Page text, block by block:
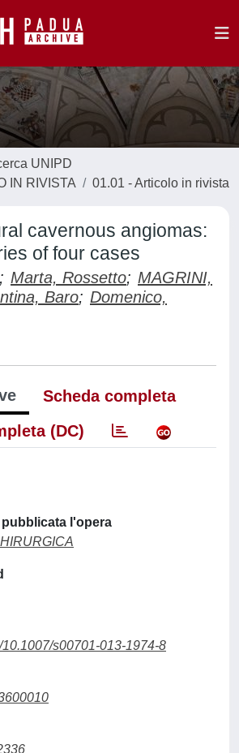
UNIPD
IN RIVISTA
01.01 - Articolo in rivista
cavernous angiomas:
of four cases
; Marta, Rossetto; MAGRINI,
Baro; Domenico,
Scheda completa
(DC)
l'opera
s00701-013-1974-8